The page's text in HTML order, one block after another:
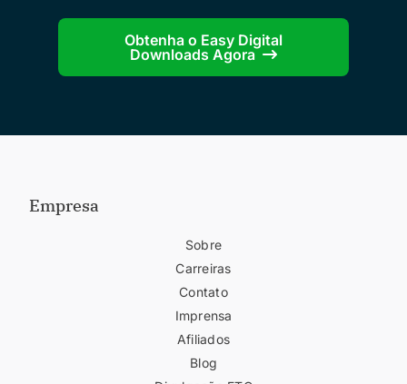
Obtenha o Easy Digital
Downloads Agora
Empresa
Sobre
Carreiras
Contato
Imprensa
Afiliados
Blog